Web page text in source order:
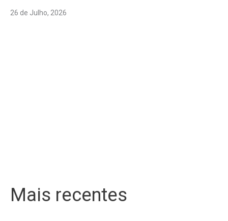
26 de Julho, 2026
Mais recentes